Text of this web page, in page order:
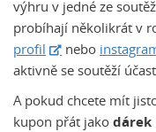
výhru v jedné ze
probíhají několikrát v
profil
nebo
aktivně se soutěží
A pokud chcete mít
kupon přát jako dárek